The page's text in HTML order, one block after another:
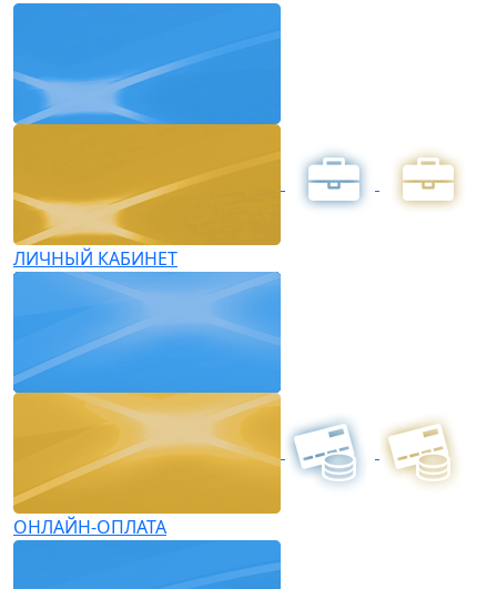
ЛИЧНЫЙ КАБИНЕТ
ОНЛАЙН-ОПЛАТА